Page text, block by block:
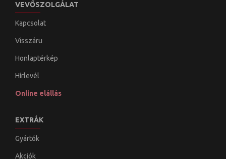
VEVŐSZOLGÁLAT
Kapcsolat
Visszáru
Honlaptérkép
Hírlevél
Online elállás
EXTRÁK
Gyártók
Akciók